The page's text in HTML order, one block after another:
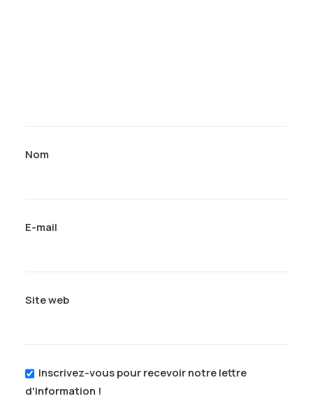
Nom
E-mail
Site web
Inscrivez-vous pour recevoir notre lettre
d'information !